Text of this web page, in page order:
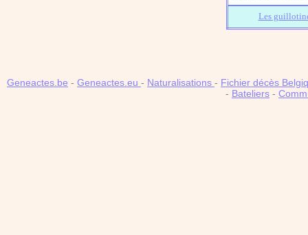
Les
Geneactes.be - Geneactes.eu - Naturalisations - Fichier décès
- Bateliers -